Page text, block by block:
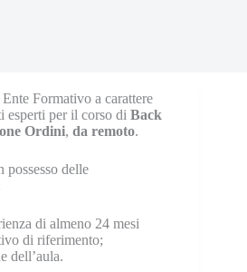
Ente Formativo a carattere
esperti per il corso di Back
Ordini, da remoto.
possesso delle
di almeno 24 mesi
di riferimento;
dell’aula.